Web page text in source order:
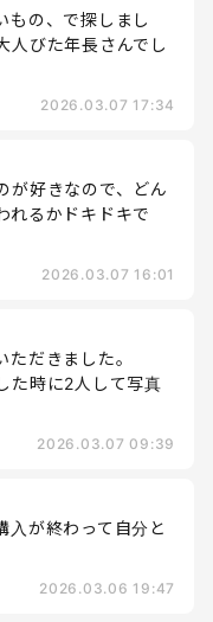
もの、で探しまし
人びた年長さんでし
2026.03.07 17:34
が好きなので、どん
れるかドキドキで
2026.03.07 16:01
だきました。
た時に2人して写真
2026.03.07 09:39
入が終わって自分と
2026.03.06 19:47